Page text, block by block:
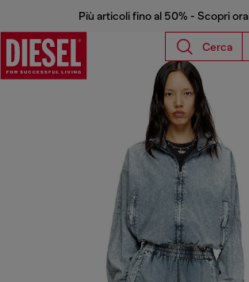
Più articoli fino al 50% - Scopri ora
Cerca